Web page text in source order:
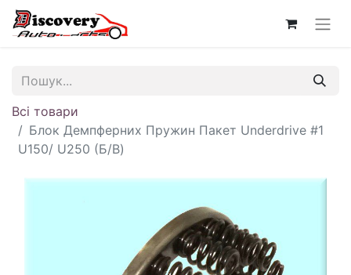
Всі товари
Блок Демпферних Пружин Пакет Underdrive #1
U150/ U250 (Б/В)